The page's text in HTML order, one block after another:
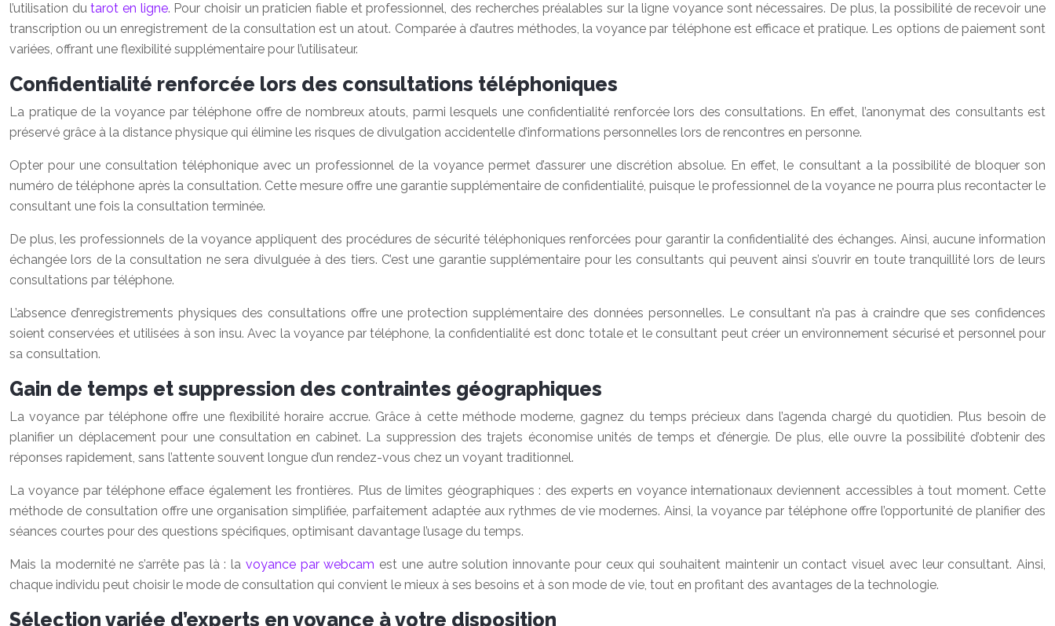
l’utilisation dutarot en ligne. Pour choisir un praticien fiable et professionnel, des recherches préalables sur la ligne voyance sont nécessaires. De plus, la possibilité de recevoir une
transcription ou un enregistrement de la consultation est un atout. Comparée à d’autres méthodes, la voyance par téléphone est efficace et pratique. Les options de paiement sont
variées, offrant une flexibilité supplémentaire pour l’utilisateur.
Confidentialité renforcée lors des consultations téléphoniques
La pratique de la voyance par téléphone offre de nombreux atouts, parmi lesquels une confidentialité renforcée lors des consultations. En effet, l’anonymat des consultants est
préservé grâce à la distance physique qui élimine les risques de divulgation accidentelle d’informations personnelles lors de rencontres en personne.
Opter pour une consultation téléphonique avec un professionnel de la voyance permet d’assurer une discrétion absolue. En effet, le consultant a la possibilité de bloquer son
numéro de téléphone après la consultation. Cette mesure offre une garantie supplémentaire de confidentialité, puisque le professionnel de la voyance ne pourra plus recontacter le
consultant une fois la consultation terminée.
De plus, les professionnels de la voyance appliquent des procédures de sécurité téléphoniques renforcées pour garantir la confidentialité des échanges. Ainsi, aucune information
échangée lors de la consultation ne sera divulguée à des tiers. C’est une garantie supplémentaire pour les consultants qui peuvent ainsi s’ouvrir en toute tranquillité lors de leurs
consultations par téléphone.
L’absence d’enregistrements physiques des consultations offre une protection supplémentaire des données personnelles. Le consultant n’a pas à craindre que ses confidences
soient conservées et utilisées à son insu. Avec la voyance par téléphone, la confidentialité est donc totale et le consultant peut créer un environnement sécurisé et personnel pour
sa consultation.
Gain de temps et suppression des contraintes géographiques
La voyance par téléphone offre une flexibilité horaire accrue. Grâce à cette méthode moderne, gagnez du temps précieux dans l’agenda chargé du quotidien. Plus besoin de
planifier un déplacement pour une consultation en cabinet. La suppression des trajets économise unités de temps et d’énergie. De plus, elle ouvre la possibilité d’obtenir des
réponses rapidement, sans l’attente souvent longue d’un rendez-vous chez un voyant traditionnel.
La voyance par téléphone efface également les frontières. Plus de limites géographiques : des experts en voyance internationaux deviennent accessibles à tout moment. Cette
méthode de consultation offre une organisation simplifiée, parfaitement adaptée aux rythmes de vie modernes. Ainsi, la voyance par téléphone offre l’opportunité de planifier des
séances courtes pour des questions spécifiques, optimisant davantage l’usage du temps.
Mais la modernité ne s’arrête pas là : la voyance par webcam est une autre solution innovante pour ceux qui souhaitent maintenir un contact visuel avec leur consultant. Ainsi,
chaque individu peut choisir le mode de consultation qui convient le mieux à ses besoins et à son mode de vie, tout en profitant des avantages de la technologie.
Sélection variée d’experts en voyance à votre disposition